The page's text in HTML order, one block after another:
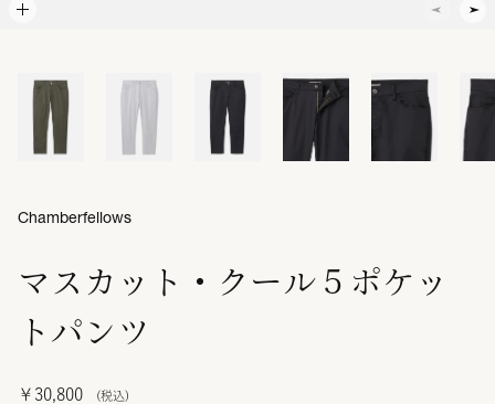
マスカット・クール５ポケッ
トパンツ
￥30,800
Chamberfellows